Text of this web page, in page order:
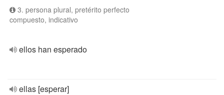
3. persona plural, pretérito perfecto
compuesto, indicativo
ellos han esperado
ellas [esperar]